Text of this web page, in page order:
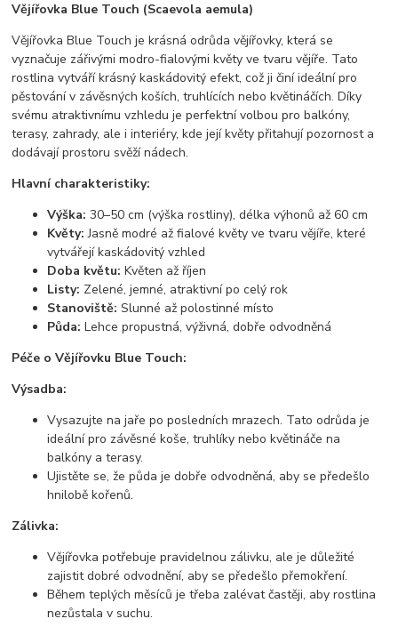
Vějířovka Blue Touch (Scaevola aemula)
Vějířovka Blue Touch je krásná odrůda vějířovky, která se
vyznačuje zářivými modro-fialovými květy ve tvaru vějíře. Tato
rostlina vytváří krásný kaskádovitý efekt, což ji činí ideální pro
pěstování v závěsných koších, truhlících nebo květináčích. Díky
svému atraktivnímu vzhledu je perfektní volbou pro balkóny,
terasy, zahrady, ale i interiéry, kde její květy přitahují pozornost a
dodávají prostoru svěží nádech.
Hlavní charakteristiky:
Výška: 30–50 cm (výška rostliny), délka výhonů až 60 cm
Květy: Jasně modré až fialové květy ve tvaru vějíře, které
vytvářejí kaskádovitý vzhled
Doba květu: Květen až říjen
Listy: Zelené, jemné, atraktivní po celý rok
Stanoviště: Slunné až polostinné místo
Půda: Lehce propustná, výživná, dobře odvodněná
Péče o Vějířovku Blue Touch:
Výsadba:
Vysazujte na jaře po posledních mrazech. Tato odrůda je
ideální pro závěsné koše, truhlíky nebo květináče na
balkóny a terasy.
Ujistěte se, že půda je dobře odvodněná, aby se předešlo
hnilobě kořenů.
Zálivka:
Vějířovka potřebuje pravidelnou zálivku, ale je důležité
zajistit dobré odvodnění, aby se předešlo přemokření.
Během teplých měsíců je třeba zalévat častěji, aby rostlina
nezůstala v suchu.